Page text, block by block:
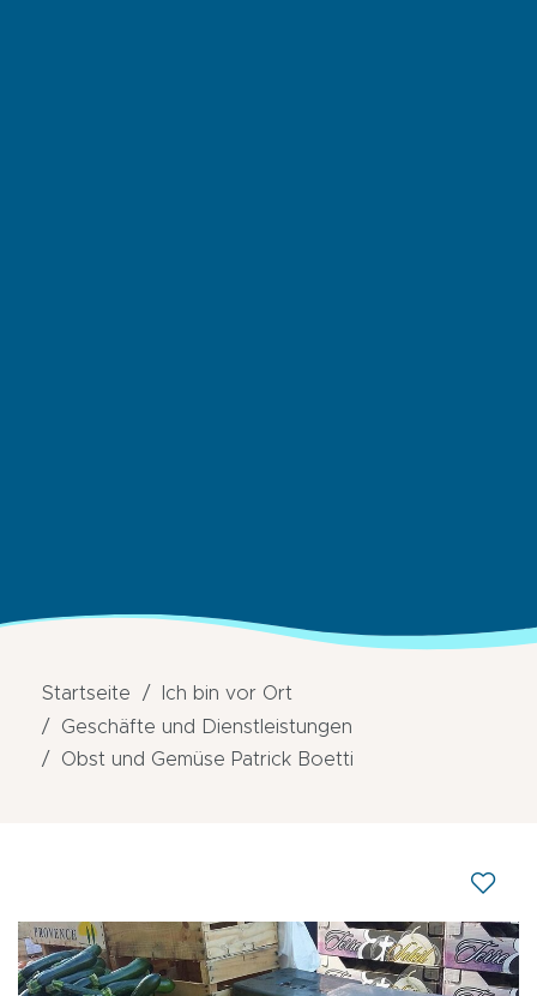
Startseite
Ich bin vor Ort
Geschäfte und Dienstleistungen
Obst und Gemüse Patrick Boetti